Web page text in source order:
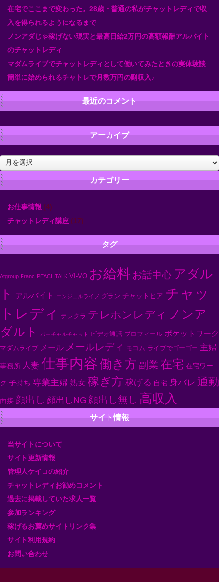
在宅でここまで変わった。28歳・普通の私がチャットレディで収
入を得られるようになるまで
ノンアダじゃ稼げない現実と最高日給2万円の高額報酬アルバイト
のチャットレディ
マダムライブでチャットレディとして働いてみたときの実体験談
簡単に始められるチャトレで月数万円の副収入♪
最近のコメント
アーカイブ
ア
ー
カ
イ
カテゴリー
お仕事情報 (4)
チャットレディ講座 (17)
タグ
Atgroup Franc PEACHTALK VI-VO お給料 お話中心 アダル
ト
アルバイト エンジェルライブ グラン チャットピア チャッ
トレディ
テレクラ テレホンレディ ノンア
ダルト
バーチャルチャット ビデオ通話 プロフィール ポケットワーク
マダムライブ メール メールレディ モコム ライブでゴーゴー 主婦
事務所 人妻 仕事内容働き方 副業 在宅 在宅ワー
ク 子持ち 専業主婦 熟女 稼ぎ方 稼げる 自宅 身バレ 通勤
面接 顔出し 顔出しNG 顔出し無し 高収入
サイト情報
当サイトについて
サイト更新情報
管理人ケイコの紹介
チャットレディお勧めコメント
過去に掲載していた求人一覧
参加ランキング
稼げるお薦めサイトリンク集
サイト利用規約
お問い合わせ